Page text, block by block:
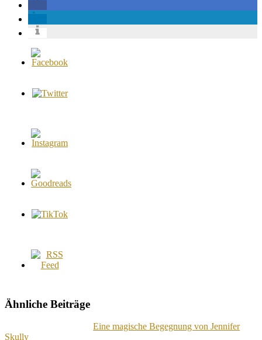
Ähnliche Beiträge
Eine magische Begegnung von Jennifer
Skully